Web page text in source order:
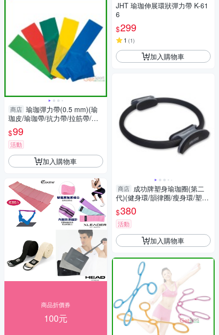
商店 瑜珈彈力帶(0.5 mm)(瑜
珈皮/瑜珈帶/抗力帶/拉筋帶/皮
拉提斯帶/伸展帶/GetSport)
$99
活動
加入購物車
商品折價券
100元
JHT 瑜珈伸展環狀彈力帶 K-61
6
$299
1 (1)
加入購物車
商店 成功牌塑身瑜珈圈(第二
代)(健身環/韻律圈/瘦身環/塑身
環/窈窕圈/凱格爾訓練/GetSpor
t)
$380
活動
加入購物車